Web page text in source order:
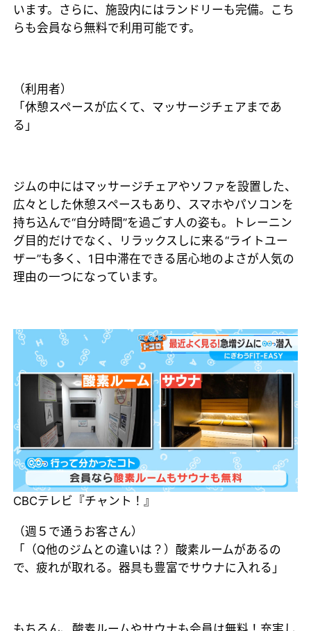
います。さらに、施設内にはランドリーも完備。こち
らも会員なら無料で利用可能です。
（利用者）
「休憩スペースが広くて、マッサージチェアまであ
る」
ジムの中にはマッサージチェアやソファを設置した、
広々とした休憩スペースもあり、スマホやパソコンを
持ち込んで“自分時間”を過ごす人の姿も。トレーニン
グ目的だけでなく、リラックスしに来る“ライトユー
ザー”も多く、1日中滞在できる居心地のよさが人気の
理由の一つになっています。
CBCテレビ『チャント！』
（週５で通うお客さん）
「（Q他のジムとの違いは？）酸素ルームがあるの
で、疲れが取れる。器具も豊富でサウナに入れる」